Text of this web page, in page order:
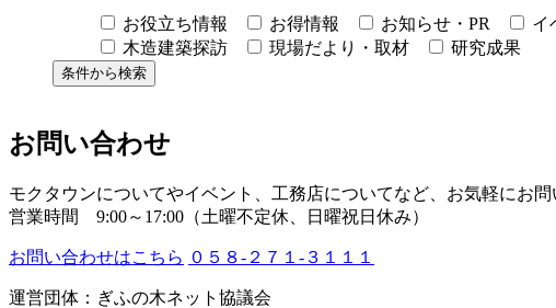
お役立ち情報 お得情報 お知らせ・PR イ
木造建築探訪
現場だより・取材 研究成果
お問い合わせ
モクタウンについてやイベント、工務店についてなど、お気軽にお問
営業時間 9:00～17:00（土曜不定休、日曜祝日休み）
お問い合わせはこちら ０５８-２７１-３１１１
運営団体：ぎふの木ネット協議会